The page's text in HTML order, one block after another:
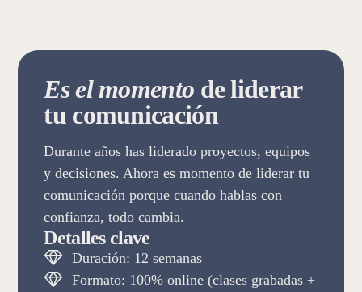
Es el momento de liderar
tu comunicación
Durante años has liderado proyectos, equipos
y decisiones. Ahora es momento de liderar tu
comunicación porque cuando hablas con
confianza, todo cambia.
Detalles clave
Duración: 12 semanas
Formato: 100% online (clases grabadas +